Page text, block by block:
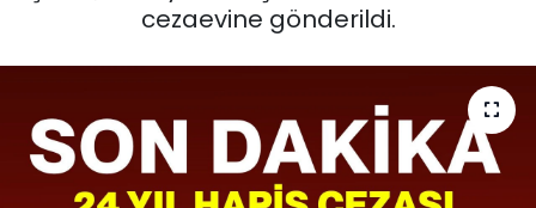
cezaevine gönderildi.
11:11 MANŞET